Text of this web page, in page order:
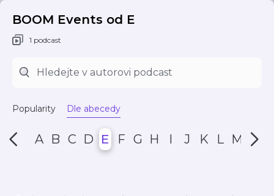
BOOM Events od E
1 podcast
Popularity Dle abecedy
A B C D E F G H I J K L M N